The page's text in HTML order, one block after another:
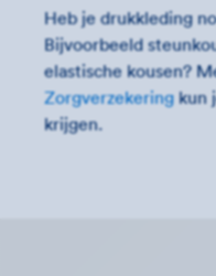
Heb je drukkleding
Bijvoorbeeld
elastische kousen?
Zorgverzekeringkun
krijgen.